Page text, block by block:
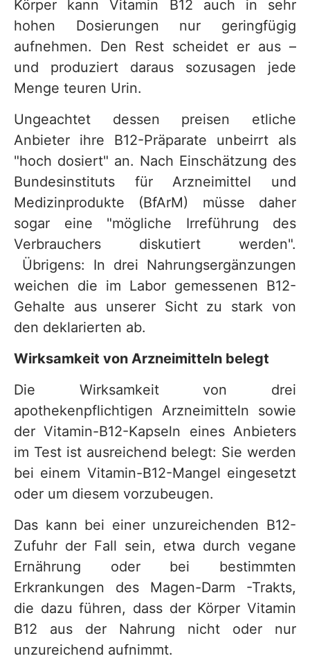
Körper kann Vitamin B12 auch in sehr
hohen Dosierungen nur geringfügig
aufnehmen. Den Rest scheidet er aus –
und produziert daraus sozusagen jede
Menge teuren Urin.
Ungeachtet dessen preisen etliche
Anbieter ihre B12-Präparate unbeirrt als
"hoch dosiert" an. Nach Einschätzung des
Bundesinstituts für Arzneimittel und
Medizinprodukte (BfArM) müsse daher
sogar eine "mögliche Irreführung des
Verbrauchers diskutiert werden".
Übrigens: In drei Nahrungsergänzungen
weichen die im Labor gemessenen B12-
Gehalte aus unserer Sicht zu stark von
den deklarierten ab.
Wirksamkeit von Arzneimitteln belegt
Die Wirksamkeit von drei
apothekenpflichtigen Arzneimitteln sowie
der Vitamin-B12-Kapseln eines Anbieters
im Test ist ausreichend belegt: Sie werden
bei einem Vitamin-B12-Mangel eingesetzt
oder um diesem vorzubeugen.
Das kann bei einer unzureichenden B12-
Zufuhr der Fall sein, etwa durch vegane
Ernährung oder bei bestimmten
Erkrankungen des Magen-Darm -Trakts,
die dazu führen, dass der Körper Vitamin
B12 aus der Nahrung nicht oder nur
unzureichend aufnimmt.